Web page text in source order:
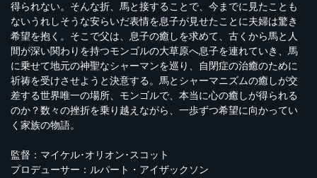
得られない。そんな折、馬と接することで、今までに見たことも
ないうれしそうな安らいだ表情を息子が見せたことに夫婦は驚き
希望を抱く。そこで父は、息子の癒しを求めて、古くから馬と人
間が深い関わりを持つモンゴルの大草原へ息子を連れていき、馬
に乗せて地元の神聖なシャーマンを巡り、自閉症の治癒のために
祈祷を受けさせようと決意する。馬とシャーマニズムの癒しが交
差する世界唯一の場所、モンゴルで、本当に心の癒しが得られる
のか？数々の挫折を乗り越えながら、一歩ずつ希望に向かってい
く家族の物語。
監督：マイケル･オリオン･スコット
プロデューサー：ルパート・アイザックソン